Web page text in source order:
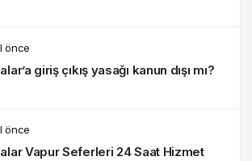
önce
giriş çıkış yasağı kanun dışı mı?
önce
Vapur Seferleri 24 Saat Hizmet